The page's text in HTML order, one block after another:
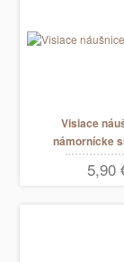
Visiace
námornícke
visiace
5,90